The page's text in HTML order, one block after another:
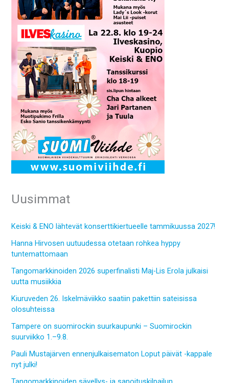
Uusimmat
Keiski & ENO lähtevät konserttikiertueelle tammikuussa 2027!
Hanna Hirvosen uutuudessa otetaan rohkea hyppy
tuntemattomaan
Tangomarkkinoiden 2026 superfinalisti Maj-Lis Erola julkaisi
uutta musiikkia
Kiuruveden 26. Iskelmäviikko saatiin pakettiin sateisissa
olosuhteissa
Tampere on suomirockin suurkaupunki – Suomirockin
suurviikko 1.–9.8.
Pauli Mustajärven ennenjulkaisematon Loput päivät -kappale
nyt julki!